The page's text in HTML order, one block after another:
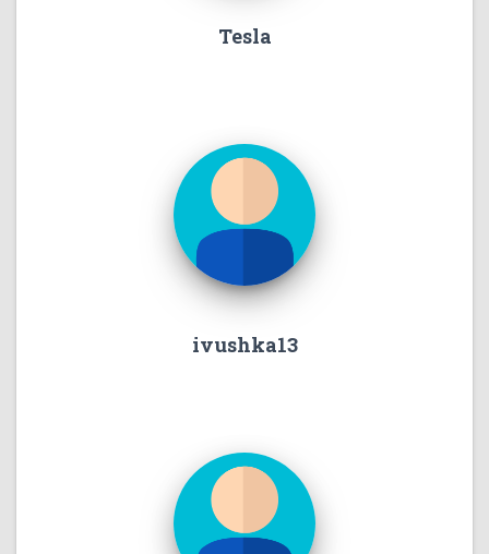
Tesla
ivushka13